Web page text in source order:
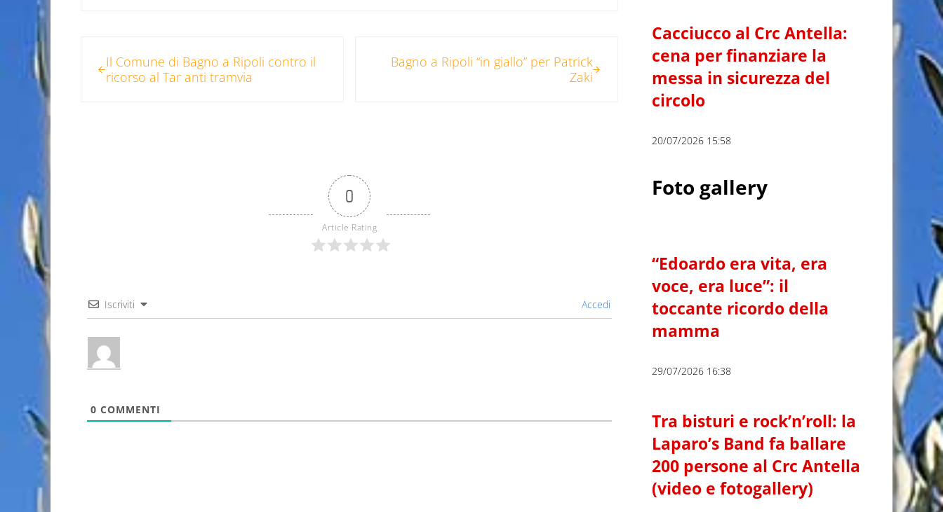
Il Comune di Bagno a Ripoli contro il
ricorso al Tar anti tramvia
Bagno a Ripoli “in giallo” per Patrick
Zaki
0
Article Rating
Iscriviti Accedi
0 COMMENTI
Cacciucco al Crc Antella:
cena per finanziare la
messa in sicurezza del
circolo
20/07/2026 15:58
Foto gallery
“Edoardo era vita, era
voce, era luce”: il
toccante ricordo della
mamma
29/07/2026 16:38
Tra bisturi e rock’n’roll: la
Laparo’s Band fa ballare
200 persone al Crc Antella
(video e fotogallery)